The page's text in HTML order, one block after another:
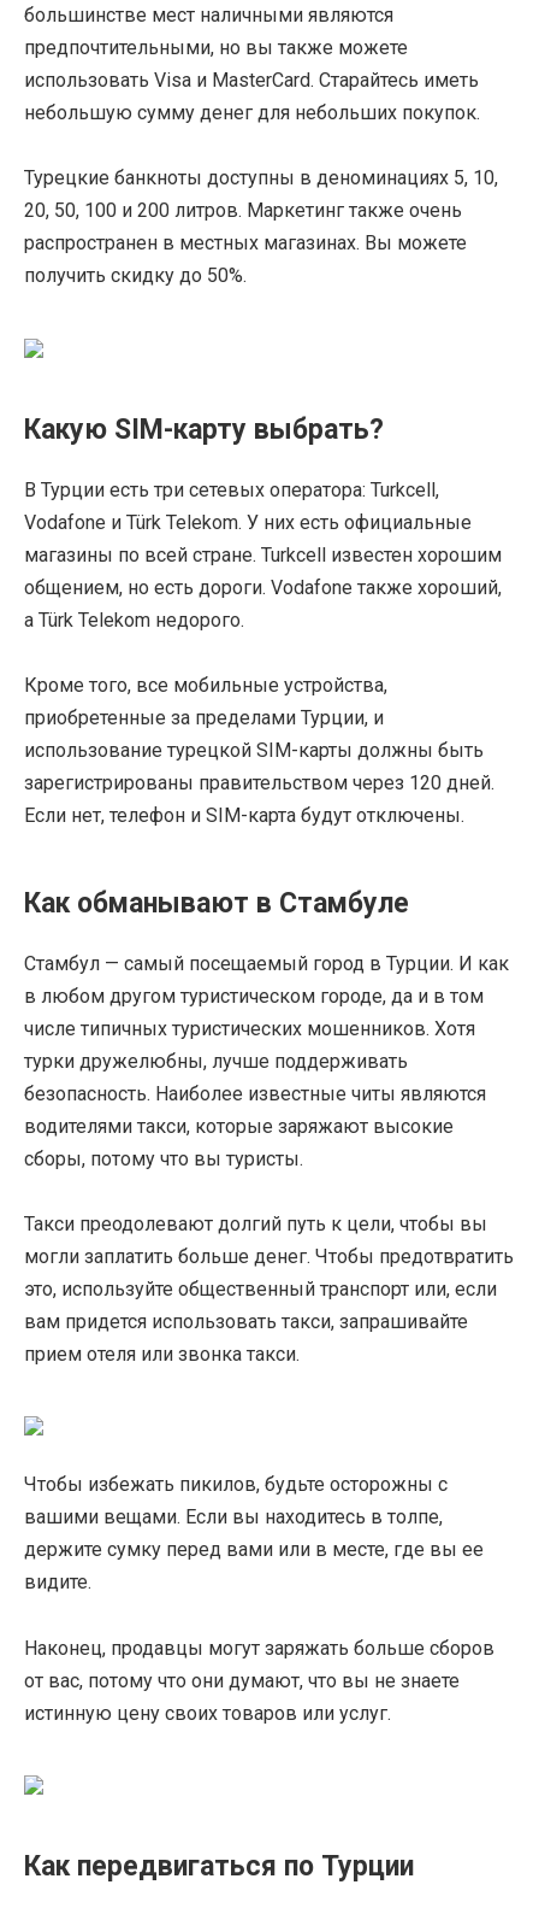
большинстве мест наличными являются
предпочтительными, но вы также можете
использовать Visa и MasterCard. Старайтесь иметь
небольшую сумму денег для небольших покупок.
Турецкие банкноты доступны в деноминациях 5, 10,
20, 50, 100 и 200 литров. Маркетинг также очень
распространен в местных магазинах. Вы можете
получить скидку до 50%.
Какую SIM-карту выбрать?
В Турции есть три сетевых оператора: Turkcell,
Vodafone и Türk Telekom. У них есть официальные
магазины по всей стране. Turkcell известен хорошим
общением, но есть дороги. Vodafone также хороший,
а Türk Telekom недорого.
Кроме того, все мобильные устройства,
приобретенные за пределами Турции, и
использование турецкой SIM-карты должны быть
зарегистрированы правительством через 120 дней.
Если нет, телефон и SIM-карта будут отключены.
Как обманывают в Стамбуле
Стамбул — самый посещаемый город в Турции. И как
в любом другом туристическом городе, да и в том
числе типичных туристических мошенников. Хотя
турки дружелюбны, лучше поддерживать
безопасность. Наиболее известные читы являются
водителями такси, которые заряжают высокие
сборы, потому что вы туристы.
Такси преодолевают долгий путь к цели, чтобы вы
могли заплатить больше денег. Чтобы предотвратить
это, используйте общественный транспорт или, если
вам придется использовать такси, запрашивайте
прием отеля или звонка такси.
Чтобы избежать пикилов, будьте осторожны с
вашими вещами. Если вы находитесь в толпе,
держите сумку перед вами или в месте, где вы ее
видите.
Наконец, продавцы могут заряжать больше сборов
от вас, потому что они думают, что вы не знаете
истинную цену своих товаров или услуг.
Как передвигаться по Турции